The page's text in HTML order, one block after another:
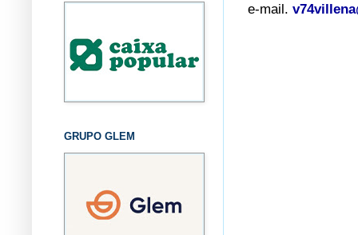
e-mail.
GRUPO GLEM